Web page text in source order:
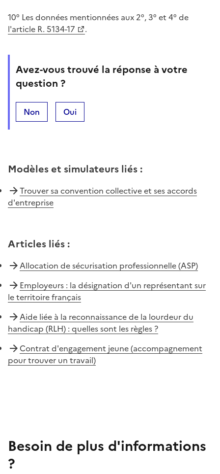
10° Les données mentionnées aux 2°, 3° et 4° de
l'article R. 5134-17
.
Avez-vous trouvé la réponse à votre
question ?
Non Oui
Modèles et simulateurs liés :
Trouver sa convention collective et ses accords
d'entreprise
Articles liés :
Allocation de sécurisation professionnelle (ASP)
Employeurs : la désignation d'un représentant sur
le territoire français
Aide liée à la reconnaissance de la lourdeur du
handicap (RLH) : quelles sont les règles ?
Contrat d'engagement jeune (accompagnement
pour trouver un travail)
Besoin de plus d'informations
?